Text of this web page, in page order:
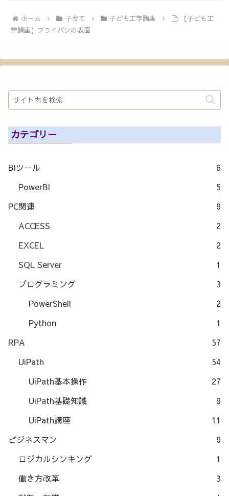
ホーム 子育て 子ども工学講座
【子ども工
学講座】フライパンの表面
カテゴリー
BIツール
6
PowerBI
5
PC関連
9
ACCESS
2
EXCEL
2
SQL Server
1
プログラミング
3
PowerShell
2
Python
1
RPA
57
UiPath
54
UiPath基本操作
27
UiPath基礎知識
9
UiPath講座
11
ビジネスマン
9
ロジカルシンキング
1
働き方改革
3